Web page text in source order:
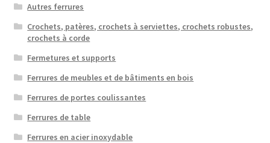
Autres ferrures
Crochets, patères, crochets à serviettes, crochets robustes,
crochets à corde
Fermetures et supports
Ferrures de meubles et de bâtiments en bois
Ferrures de portes coulissantes
Ferrures de table
Ferrures en acier inoxydable